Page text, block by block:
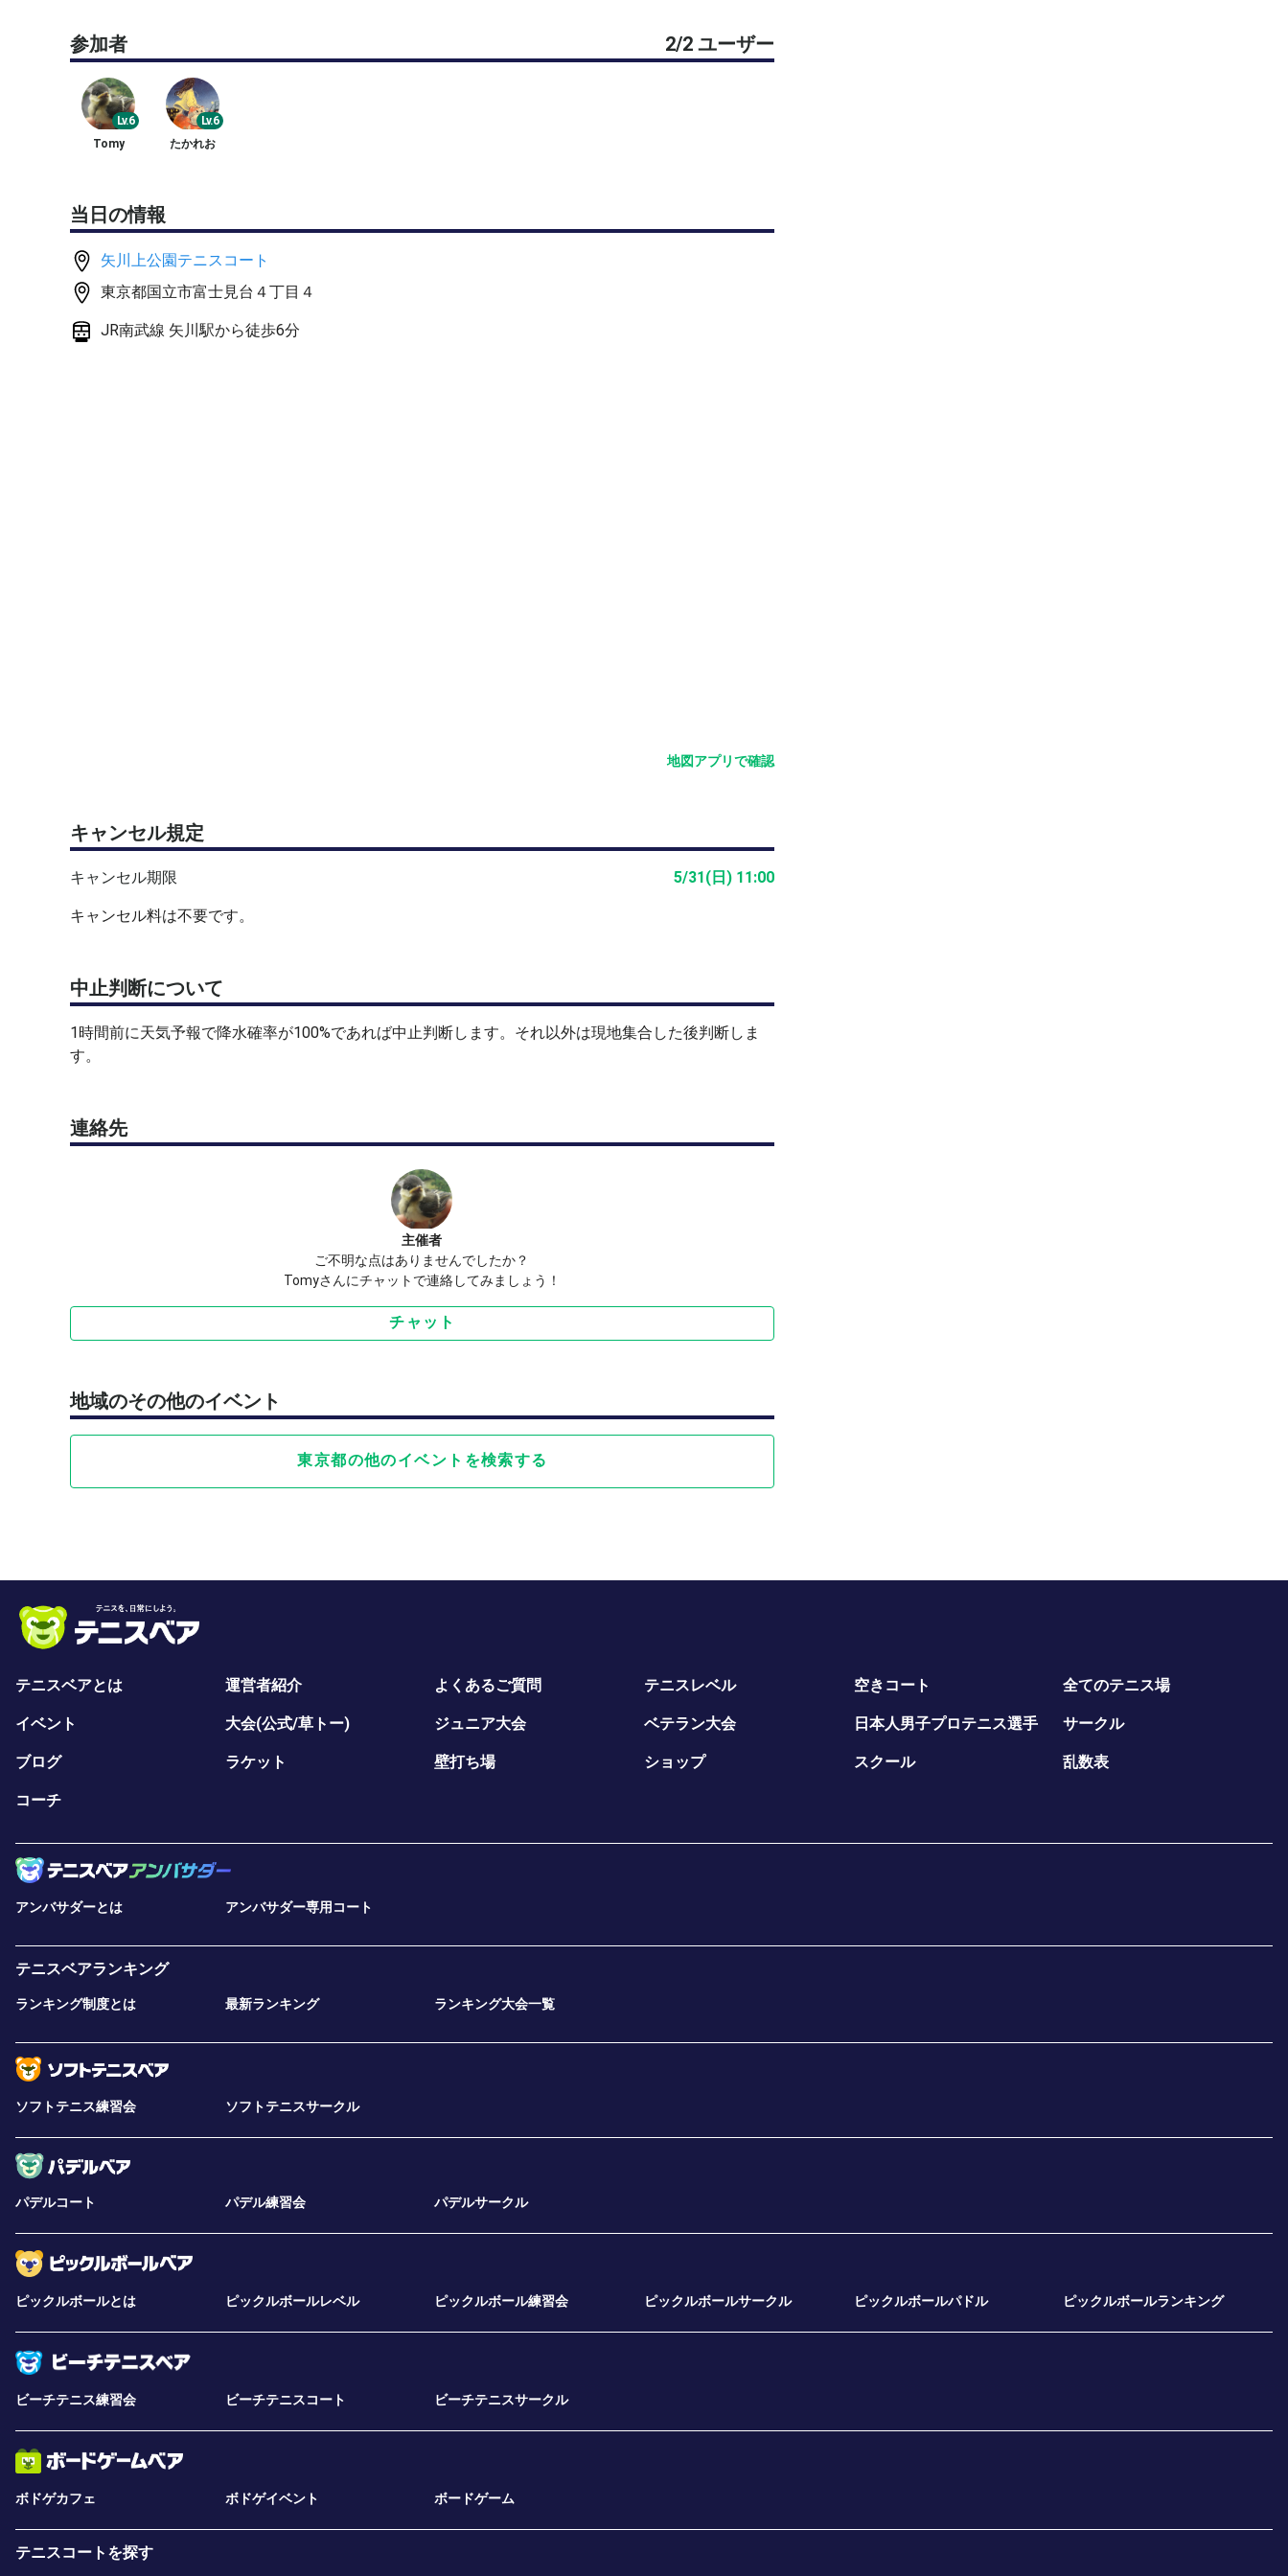
試合は一週間以内に開けた状態の良いボールを使用します。
※駐車場はありません。近場のコインパーキングをご利用ください。
※雨天中止の場合、1時間前にテニスオフに情報追加します。
※テニスオフ開催は初心者なので至らぬ点はご容赦ください。
参加者 2/2 ユーザー
Lv.6
Tomy
Lv.6
たかれお
当日の情報
矢川上公園テニスコート
東京都国立市富士見台４丁目４
JR南武線 矢川駅から徒歩6分
地図アプリで確認
キャンセル規定
キャンセル期限 5/31(日) 11:00
キャンセル料は不要です。
中止判断について
1時間前に天気予報で降水確率が100%であれば中止判断します。それ以外は現地集合した後判断しま
す。
連絡先
主催者
ご不明な点はありませんでしたか？
Tomyさんにチャットで連絡してみましょう！
チャット
地域のその他のイベント
東京都の他のイベントを検索する
テニスベアとは 運営者紹介 よくあるご質問 テニスレベル 空きコート 全てのテニス場
イベント 大会(公式/草トー) ジュニア大会 ベテラン大会 日本人男子プロテニス選手 サークル
ブログ ラケット 壁打ち場 ショップ スクール 乱数表
コーチ
アンバサダーとは アンバサダー専用コート
テニスベアランキング
ランキング制度とは 最新ランキング ランキング大会一覧
ソフトテニス練習会 ソフトテニスサークル
パデルコート パデル練習会 パデルサークル
ピックルボールとは ピックルボールレベル ピックルボール練習会 ピックルボールサークル ピックルボールパドル ピックルボールランキング
ビーチテニス練習会 ビーチテニスコート ビーチテニスサークル
ボドゲカフェ ボドゲイベント ボードゲーム
テニスコートを探す